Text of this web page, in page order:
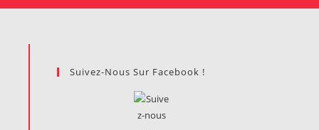
Suivez-Nous Sur Facebook !